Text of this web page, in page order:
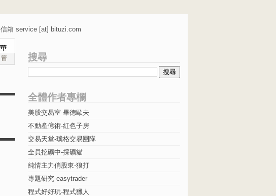
箱 service [at] bituzi.com
搜尋
全體作者專欄
美股交易室-畢德歐夫
不動產億術-紅色子房
交易天堂-璞格交易團隊
全員挖礦中-採礦貓
純情主力俏股東-狼打
專題研究-easytrader
程式好好玩-程式獵人